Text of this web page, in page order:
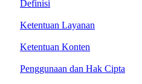
Definisi
Ketentuan Layanan
Ketentuan Konten
Penggunaan dan Hak Cipta